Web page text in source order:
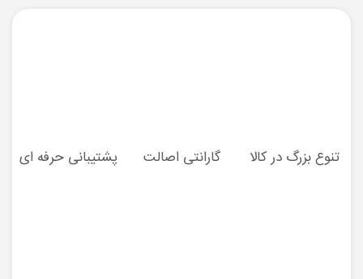
تنوع بزرگ در کالا گارانتی اصالت پشتیبانی حرفه ای